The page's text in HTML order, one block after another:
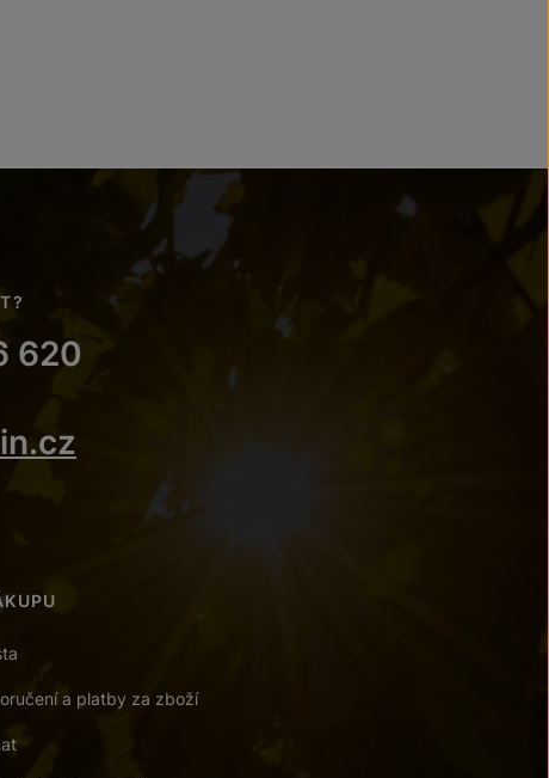
620
a platby za zboží